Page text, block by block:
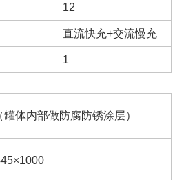
12
直流快充+交流慢充
1
罐体内部做防腐防锈涂层）